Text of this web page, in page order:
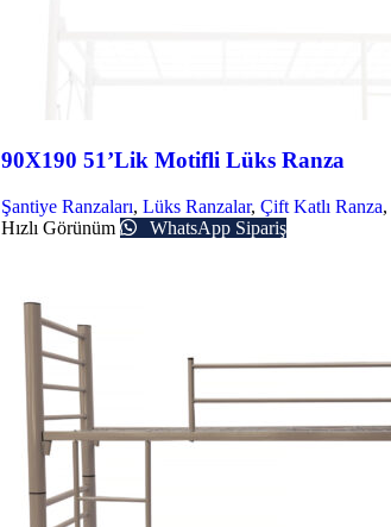
90X190 51’Lik Motifli Lüks Ranza
Şantiye Ranzaları, Lüks Ranzalar, Çift Katlı Ranza,
Hızlı Görünüm
WhatsApp Sipariş